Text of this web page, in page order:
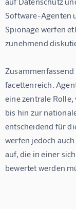
Software-Agenten
Spionage werfen
zunehmend
facettenreich.
eine zentrale
bis hin zur
entscheidend für
werfen jedoch
auf, die in einer
bewertet werden